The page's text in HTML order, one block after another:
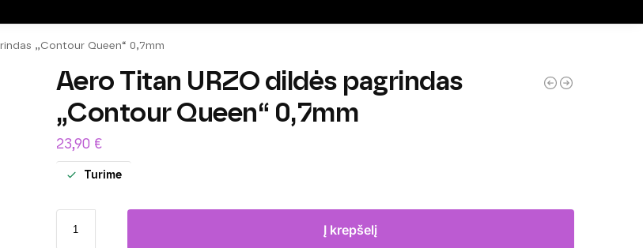
„Contour Queen“ 0,7mm
Aero Titan URZO dildės pagrindas
„Contour Queen“ 0,7mm
23,90 €
Turime
Į krepšelį